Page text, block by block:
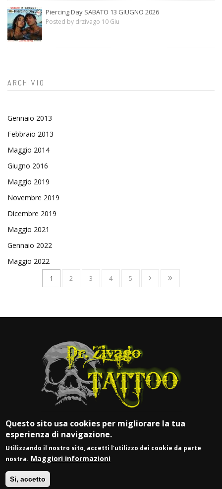
Piercing Day SABATO 13 GIUGNO 2026
Posted by drzivago 10 Giu
ARCHIVIO
Gennaio 2013
Febbraio 2013
Maggio 2014
Giugno 2016
Maggio 2019
Novembre 2019
Dicembre 2019
Maggio 2021
Gennaio 2022
Maggio 2022
1 2 3 4 5
Questo sito usa cookies per migliorare la tua
esperienza di navigazione.
Utilizzando il nostro sito, accetti l'utilizzo dei cookie da parte
nostra. Maggiori informazioni
Si, accetto